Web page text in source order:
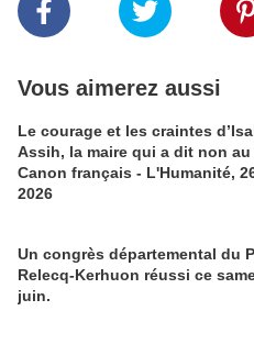
Vous aimerez aussi
Le courage et les craintes
Assih, la maire qui a dit non au
Canon français - L'Humanité, 26 juin
2026
Un congrès départemental du
Relecq-Kerhuon réussi ce
juin.